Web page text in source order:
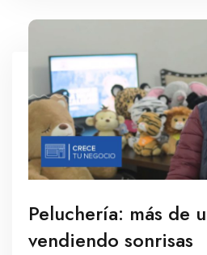
Peluchería: más de
vendiendo sonrisas